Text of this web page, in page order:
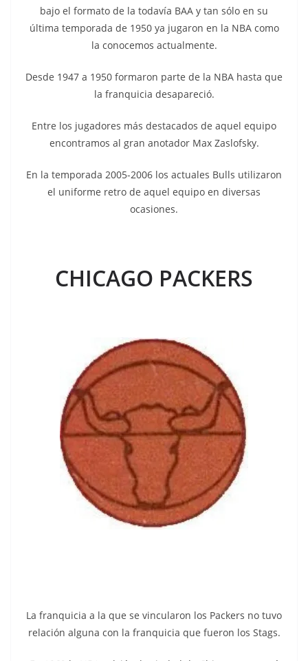
bajo el formato de la todavía BAA y tan sólo en su
última temporada de 1950 ya jugaron en la NBA como
la conocemos actualmente.
Desde 1947 a 1950 formaron parte de la NBA hasta que
la franquicia desapareció.
Entre los jugadores más destacados de aquel equipo
encontramos al gran anotador Max Zaslofsky.
En la temporada 2005-2006 los actuales Bulls utilizaron
el uniforme retro de aquel equipo en diversas
ocasiones.
CHICAGO PACKERS
La franquicia a la que se vincularon los Packers no tuvo
relación alguna con la franquicia que fueron los Stags.